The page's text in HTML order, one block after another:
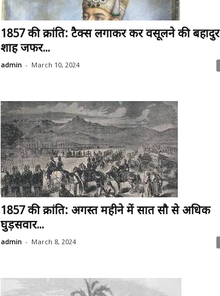
1857 की क्रांति: टैक्स लगाकर कर वसूलने की बहादुर
शाह जफर...
admin - March 10, 2024
1857 की क्रांति: अगस्त महीने में सात सौ से अधिक
घुड़सवार...
admin - March 8, 2024